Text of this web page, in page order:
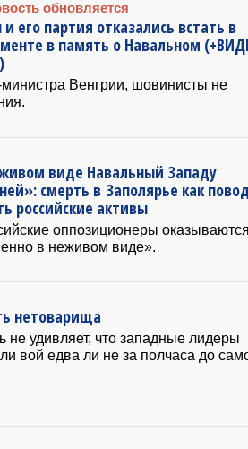
обновляется
его партия отказались встать в
в память о Навальном
Венгрии, шовинисты не
виде Навальный Западу
смерть в Заполярье как
российские активы
оппозиционеры
в неживом виде».
нетоварища
не удивляет, что западные лидеры
вой едва ли не за полчаса до